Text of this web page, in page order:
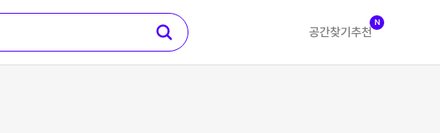
공간찾기 추천
N